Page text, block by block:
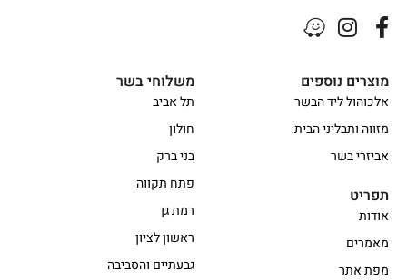
משלוחי בשר
תל אביב
חולון
בני ברק
פתח תקווה
רמת גן
ראשון לציון
גבעתיים והסביבה
מוצרים נוספים
אלכוהול ליד הבשר
מזווה ותבליני הבית
אביזרי בשר
תפריט
אודות
מאמרים
מפת אתר